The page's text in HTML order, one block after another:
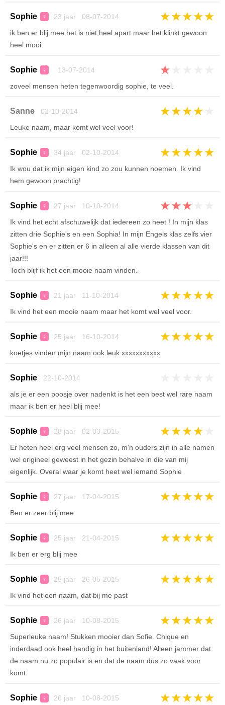
Sophie ♀ 23 jaar 08-07-2014 ★★★★★
ik ben er blij mee het is niet heel apart maar het klinkt gewoon
heel mooi
Sophie ♀ 13-07-2014 ★
zoveel mensen heten tegenwoordig sophie, te veel.
Sanne 02-10-2014 ★★★★
Leuke naam, maar komt wel veel voor!
Sophie ♀ 34 jaar 02-10-2014 ★★★★★
Ik wou dat ik mijn eigen kind zo zou kunnen noemen. Ik vind
hem gewoon prachtig!
Sophie ♀ 27 jaar 10-10-2014 ★★★
Ik vind het echt afschuwelijk dat iedereen zo heet ! In mijn klas
zitten drie Sophie's en een Sophia! In mijn Engels klas zelfs vier
Sophie's en er zitten er 6 in alleen al alle vierde klassen van dit
jaar!!!
Toch blijf ik het een mooie naam vinden.
Sophie ♀ 21 jaar 11-10-2014 ★★★★★
Ik vind het een mooie naam maar het komt wel veel voor.
Sophie ♀ 25 jaar 16-10-2014 ★★★★★
koetjes vinden mijn naam ook leuk xxxxxxxxxxx
Sophie 22-10-2014
als je er een poosje over nadenkt is het een best wel rare naam
maar ik ben er heel blij mee!
Sophie ♀ 28 jaar 02-03-2015 ★★★★
Er heten heel erg veel mensen zo, m'n ouders zijn in alle namen
wel origineel geweest in het gezin behalve in die van mij
eigenlijk. Overal waar je komt heet wel iemand Sophie
Sophie ♀ 27 jaar 17-04-2015 ★★★★★
Ben er zeer blij mee.
Sophie ♀ 25 jaar 21-04-2015 ★★★★★
Ik ben er erg blij mee
Sophie ♀ 25 jaar 26-05-2015 ★★★★★
Ik vind het een naam, dat bij me past
Sophie ♀ 26 jaar 10-08-2015 ★★★★★
Superleuke naam! Stukken mooier dan Sofie. Chique en
inderdaad ook heel handig in het buitenland! Alleen jammer dat
de naam nu zo populair is en dat de naam dus zo vaak voor
komt
Sophie ♀ 26 jaar 10-08-2015 ★★★★★